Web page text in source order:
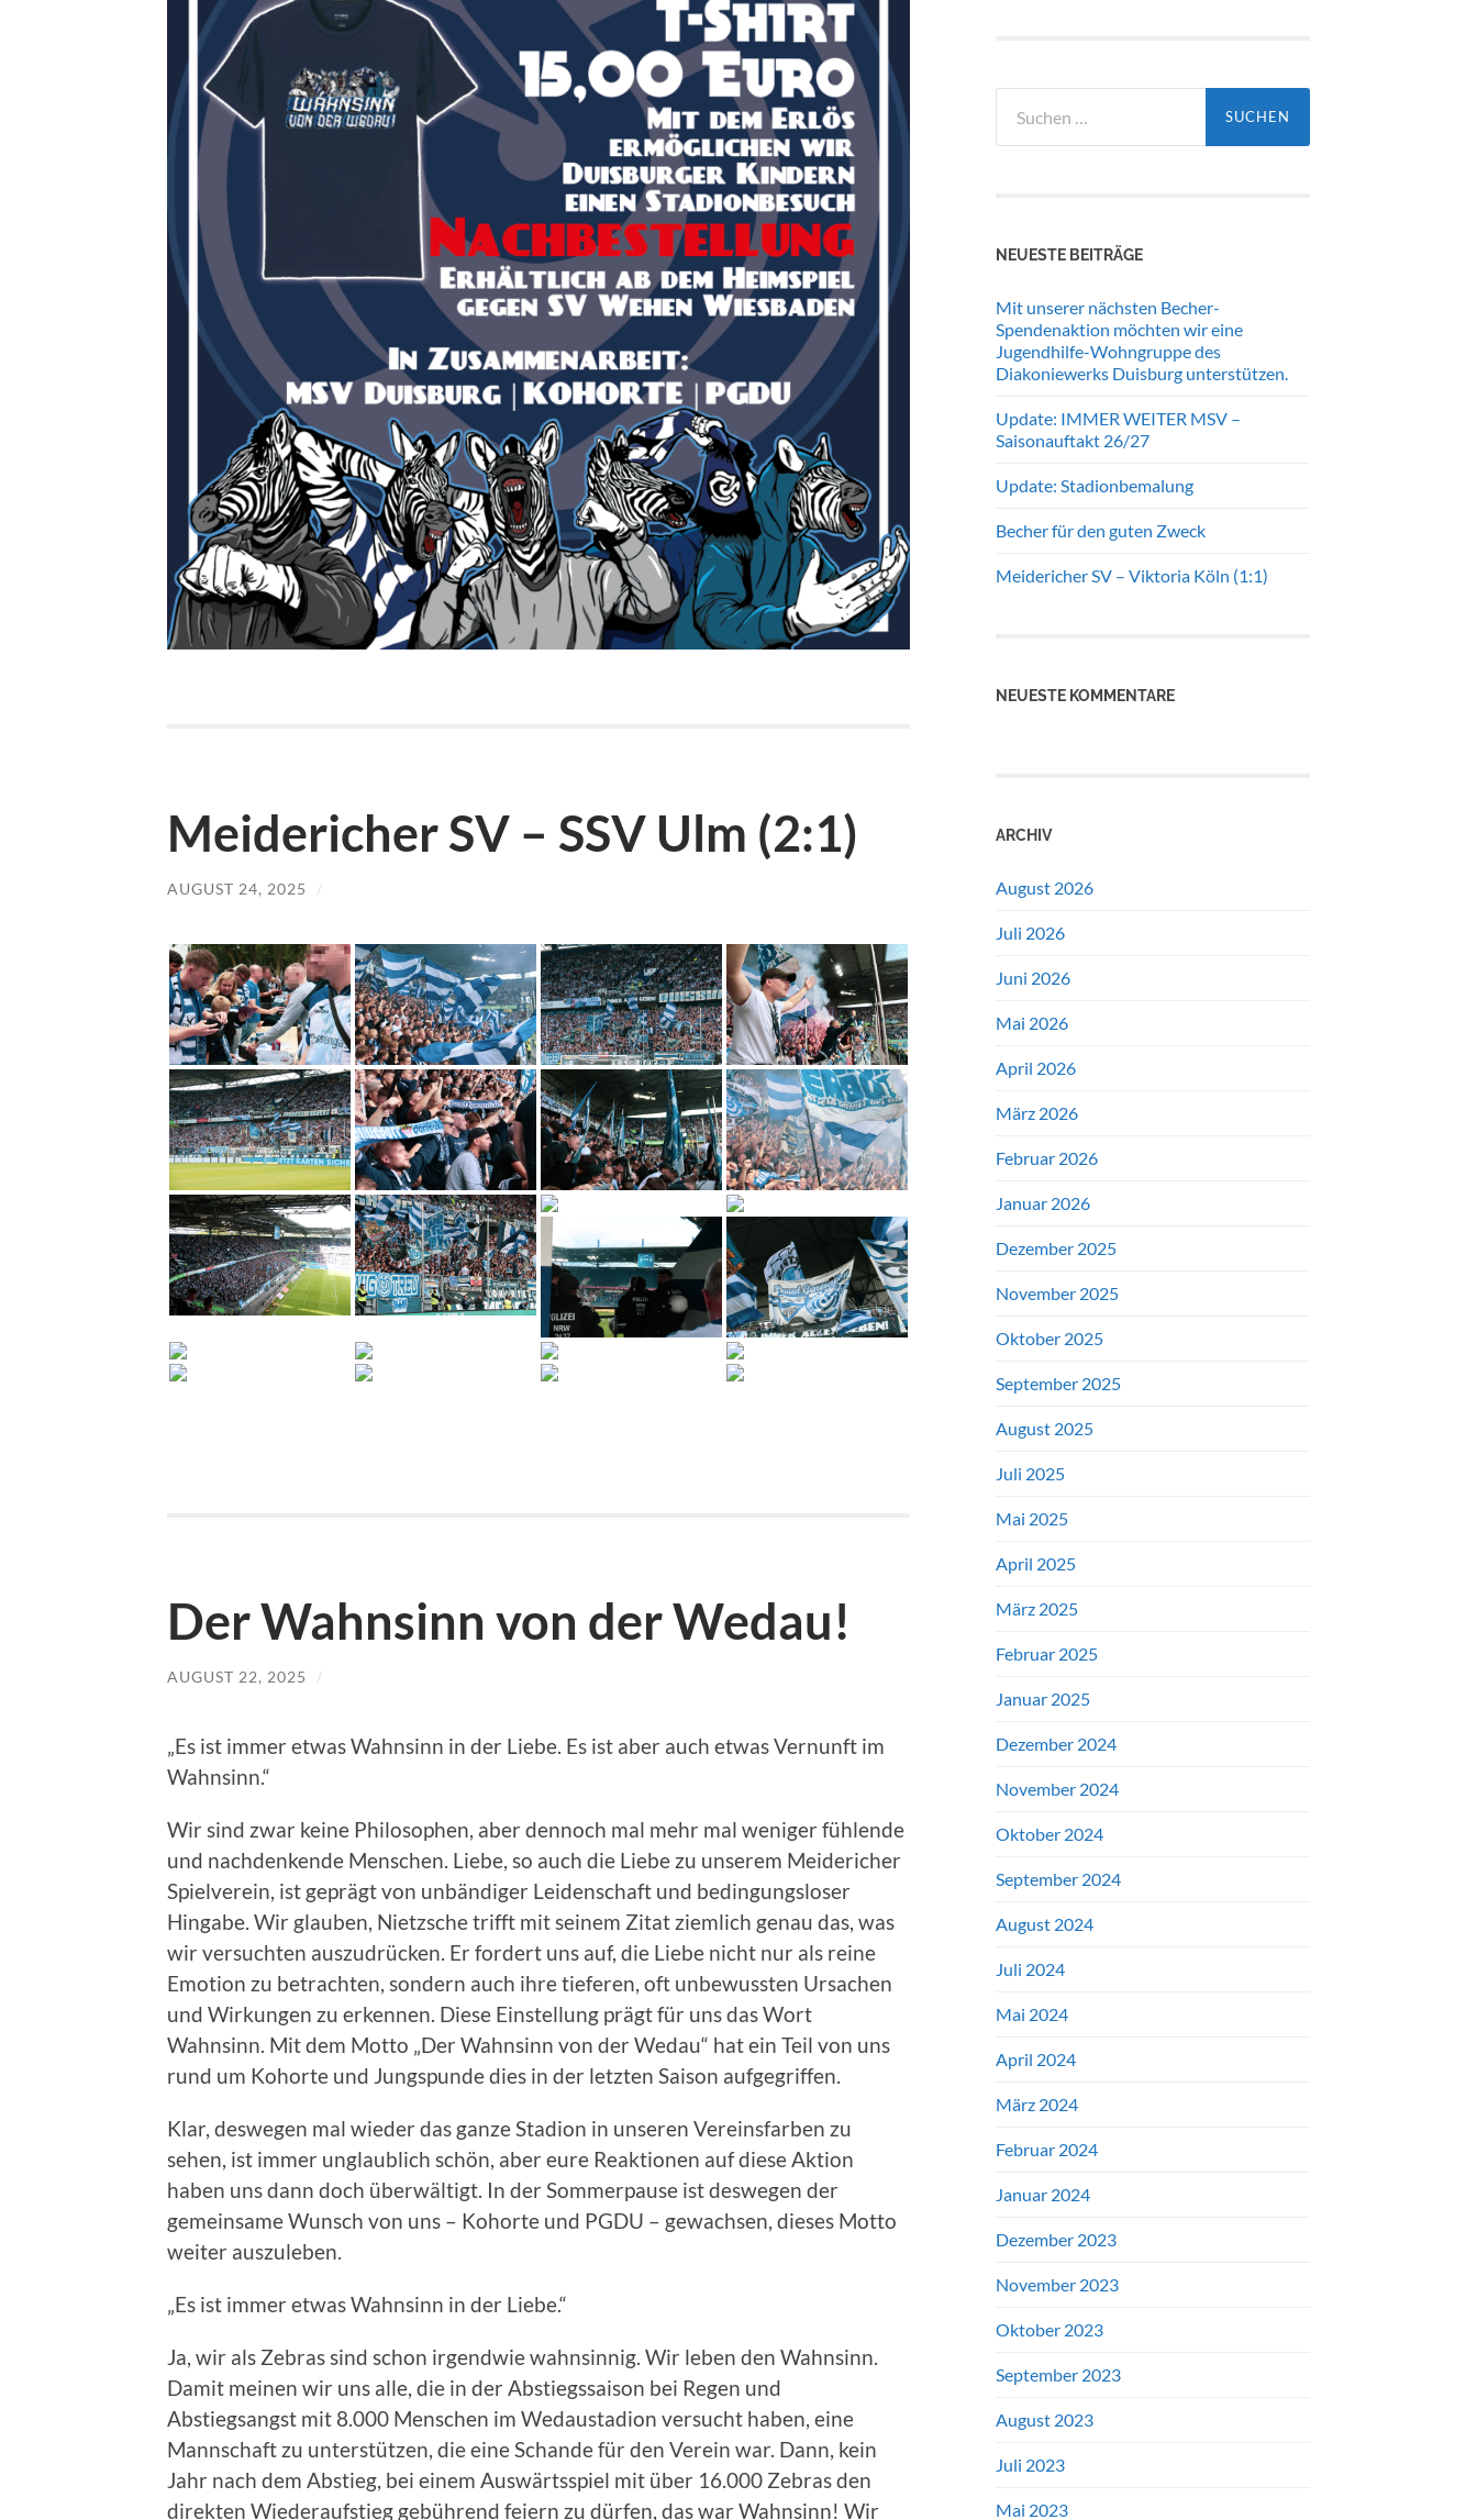
Meidericher SV – SSV Ulm (2:1)
AUGUST 24, 2025 /
Der Wahnsinn von der Wedau!
AUGUST 22, 2025 /
„Es ist immer etwas Wahnsinn in der Liebe. Es ist aber auch etwas Vernunft im
Wahnsinn.“
Wir sind zwar keine Philosophen, aber dennoch mal mehr mal weniger fühlende
und nachdenkende Menschen. Liebe, so auch die Liebe zu unserem Meidericher
Spielverein, ist geprägt von unbändiger Leidenschaft und bedingungsloser
Hingabe. Wir glauben, Nietzsche trifft mit seinem Zitat ziemlich genau das, was
wir versuchten auszudrücken. Er fordert uns auf, die Liebe nicht nur als reine
Emotion zu betrachten, sondern auch ihre tieferen, oft unbewussten Ursachen
und Wirkungen zu erkennen. Diese Einstellung prägt für uns das Wort
Wahnsinn. Mit dem Motto „Der Wahnsinn von der Wedau“ hat ein Teil von uns
rund um Kohorte und Jungspunde dies in der letzten Saison aufgegriffen.
Klar, deswegen mal wieder das ganze Stadion in unseren Vereinsfarben zu
sehen, ist immer unglaublich schön, aber eure Reaktionen auf diese Aktion
haben uns dann doch überwältigt. In der Sommerpause ist deswegen der
gemeinsame Wunsch von uns – Kohorte und PGDU – gewachsen, dieses Motto
weiter auszuleben.
„Es ist immer etwas Wahnsinn in der Liebe.“
Ja, wir als Zebras sind schon irgendwie wahnsinnig. Wir leben den Wahnsinn.
Damit meinen wir uns alle, die in der Abstiegssaison bei Regen und
Abstiegsangst mit 8.000 Menschen im Wedaustadion versucht haben, eine
Mannschaft zu unterstützen, die eine Schande für den Verein war. Dann, kein
Jahr nach dem Abstieg, bei einem Auswärtsspiel mit über 16.000 Zebras den
direkten Wiederaufstieg gebührend feiern zu dürfen, das war Wahnsinn! Wir
nach:
NEUESTE BEITRÄGE
Mit unserer nächsten Becher-
Spendenaktion möchten wir eine
Jugendhilfe-Wohngruppe des
Diakoniewerks Duisburg unterstützen.
Update: IMMER WEITER MSV –
Saisonauftakt 26/27
Update: Stadionbemalung
Becher für den guten Zweck
Meidericher SV – Viktoria Köln (1:1)
NEUESTE KOMMENTARE
ARCHIV
August 2026
Juli 2026
Juni 2026
Mai 2026
April 2026
März 2026
Februar 2026
Januar 2026
Dezember 2025
November 2025
Oktober 2025
September 2025
August 2025
Juli 2025
Mai 2025
April 2025
März 2025
Februar 2025
Januar 2025
Dezember 2024
November 2024
Oktober 2024
September 2024
August 2024
Juli 2024
Mai 2024
April 2024
März 2024
Februar 2024
Januar 2024
Dezember 2023
November 2023
Oktober 2023
September 2023
August 2023
Juli 2023
Mai 2023